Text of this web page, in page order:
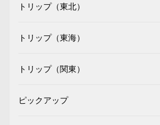
トリップ（東北）
トリップ（東海）
トリップ（関東）
ピックアップ